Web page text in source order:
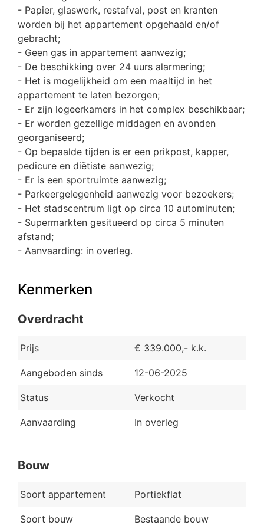
- Papier, glaswerk, restafval, post en kranten
worden bij het appartement opgehaald en/of
gebracht;
- Geen gas in appartement aanwezig;
- De beschikking over 24 uurs alarmering;
- Het is mogelijkheid om een maaltijd in het
appartement te laten bezorgen;
- Er zijn logeerkamers in het complex beschikbaar;
- Er worden gezellige middagen en avonden
georganiseerd;
- Op bepaalde tijden is er een prikpost, kapper,
pedicure en diëtiste aanwezig;
- Er is een sportruimte aanwezig;
- Parkeergelegenheid aanwezig voor bezoekers;
- Het stadscentrum ligt op circa 10 autominuten;
- Supermarkten gesitueerd op circa 5 minuten
afstand;
- Aanvaarding: in overleg.
Kenmerken
Overdracht
Prijs € 339.000,- k.k.
Aangeboden sinds 12-06-2025
Status Verkocht
Aanvaarding In overleg
Bouw
Soort appartement Portiekflat
Soort bouw Bestaande bouw